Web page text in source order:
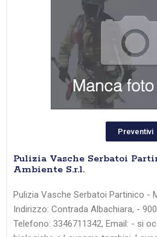
Preventivi
Pulizia Vasche Serbatoi
Ambiente S.r.l.
Pulizia Vasche Serbatoi Partinico -
Indirizzo: Contrada Albachiara, -
Telefono: 3346711342, Email: - si